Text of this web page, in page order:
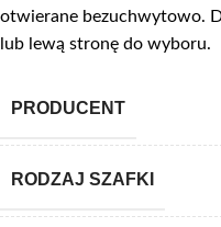
otwierane bezuchwytowo.
lub lewą stronę do wyboru.
PRODUCENT
RODZAJ SZAFKI